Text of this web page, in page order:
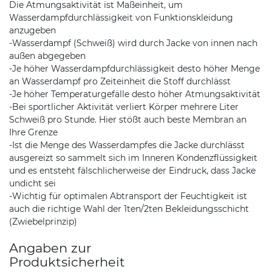
Die Atmungsaktivität ist Maßeinheit, um
Wasserdampfdurchlässigkeit von Funktionskleidung
anzugeben
-Wasserdampf (Schweiß) wird durch Jacke von innen nach
außen abgegeben
-Je höher Wasserdampfdurchlässigkeit desto höher Menge
an Wasserdampf pro Zeiteinheit die Stoff durchlässt
-Je höher Temperaturgefälle desto höher Atmungsaktivität
-Bei sportlicher Aktivität verliert Körper mehrere Liter
Schweiß pro Stunde. Hier stößt auch beste Membran an
Ihre Grenze
-Ist die Menge des Wasserdampfes die Jacke durchlässt
ausgereizt so sammelt sich im Inneren Kondenzflüssigkeit
und es entsteht fälschlicherweise der Eindruck, dass Jacke
undicht sei
-Wichtig für optimalen Abtransport der Feuchtigkeit ist
auch die richtige Wahl der 1ten/2ten Bekleidungsschicht
(Zwiebelprinzip)
Angaben zur
Produktsicherheit